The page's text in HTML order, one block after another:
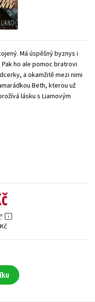
Má úspěšný byznys i
ho ale pomoc bratrovi
a okamžitě mezi nimi
Beth, kterou už
lásku s Liamovým